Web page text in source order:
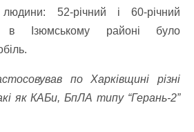
52-річний і 60-річний
в Ізюмському районі було
по Харківщині різні
як КАБи, БпЛА типу “Герань-2”